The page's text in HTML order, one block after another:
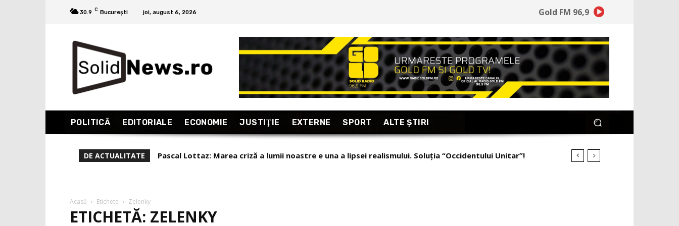
30.9 C București joi, august 6, 2026 Gold FM 96,9
POLITICĂ EDITORIALE ECONOMIE JUSTIŢIE EXTERNE SPORT ALTE ŞTIRI
DE ACTUALITATE Pascal Lottaz: Marea criză a lumii noastre e una a lipsei realismului. Soluția “Occidentului Unitar”!
Acasă Etichete Zelenky
ETICHETĂ: ZELENKY